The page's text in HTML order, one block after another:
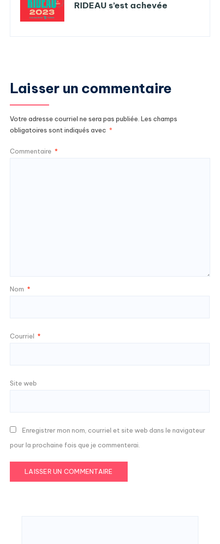
RIDEAU s’est achevée
Laisser un commentaire
Votre adresse courriel ne sera pas publiée. Les champs
obligatoires sont indiqués avec *
Commentaire *
Nom *
Courriel *
Site web
Enregistrer mon nom, courriel et site web dans le navigateur
pour la prochaine fois que je commenterai.